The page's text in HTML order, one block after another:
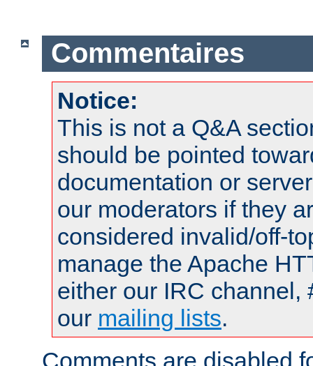
Commentaires
Notice:
This is not a Q&A
should be pointed
documentation or
our moderators if they
considered invalid/off-
manage the Apache
either our IRC channel,
our mailing lists.
Comments are disabled